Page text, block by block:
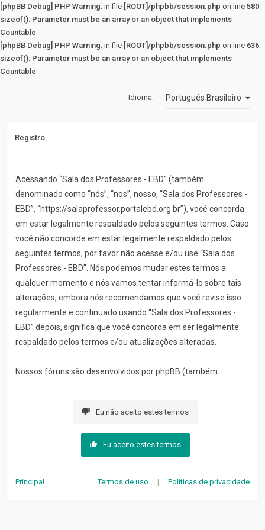
[phpBB Debug] PHP Warning: in file [ROOT]/phpbb/session.php on line 580:
sizeof(): Parameter must be an array or an object that implements
Countable
[phpBB Debug] PHP Warning: in file [ROOT]/phpbb/session.php on line 636:
sizeof(): Parameter must be an array or an object that implements
Countable
Idioma:
Registro
Acessando “Sala dos Professores - EBD” (também
denominado como “nós”, “nos”, nosso, “Sala dos Professores -
EBD”, “https://salaprofessor.portalebd.org.br”), você concorda
em estar legalmente respaldado pelos seguintes termos. Caso
você não concorde em estar legalmente respaldado pelos
seguintes termos, por favor não acesse e/ou use “Sala dos
Professores - EBD”. Nós podemos mudar estes termos a
qualquer momento e nós vamos tentar informá-lo sobre tais
alterações, embora nós recomendamos que você revise isso
regularmente e continuado usando “Sala dos Professores -
EBD” depois, significa que você concorda em ser legalmente
respaldado pelos termos e/ou atualizações alteradas.
Nossos fóruns são desenvolvidos por phpBB (também
sistema de fórum lançado sob a “GNU General Public License
” (conhecida como “GPL”) e pode ser baixado em
. O software phpBB somente facilita a
Eu não aceito estes termos
Eu aceito estes termos
Principal Termos de uso | Políticas de privacidade